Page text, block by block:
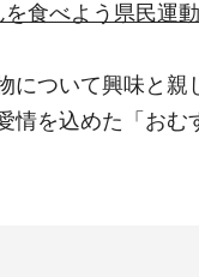
食べよう県民運動
について興味と親
情を込めた「おむ